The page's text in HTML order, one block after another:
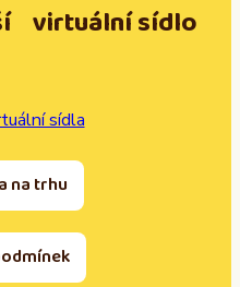
virtuální sídlo
sídla
na trhu